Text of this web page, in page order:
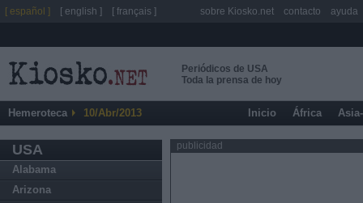
Periódicos de USA
Toda la prensa de hoy
Hemeroteca 10/Abr/2013 Inicio África
USA
Alabama
Arizona
publicidad
[ español ] [ english ] [ français ] sobre Kiosko.net contacto ayuda